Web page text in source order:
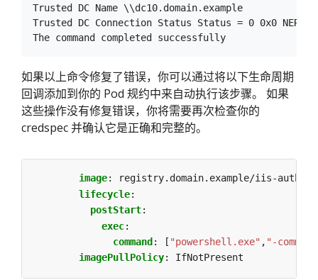
Trusted DC Name \\dc10.domain.example
Trusted DC Connection Status Status = 0 0x0
如果以上命令修复了错误，你可以通过将以下生命周期
回调添加到你的 Pod 规约中来自动执行该步骤。 如果
这些操作没有修复错误，你将需要再次检查你的
credspec 并确认它是正确和完整的。
image:
registry.domain.example/iis-
lifecycle:
postStart:
exec:
command : [ "powershell.exe" , "-
imagePullPolicy: IfNotPresent